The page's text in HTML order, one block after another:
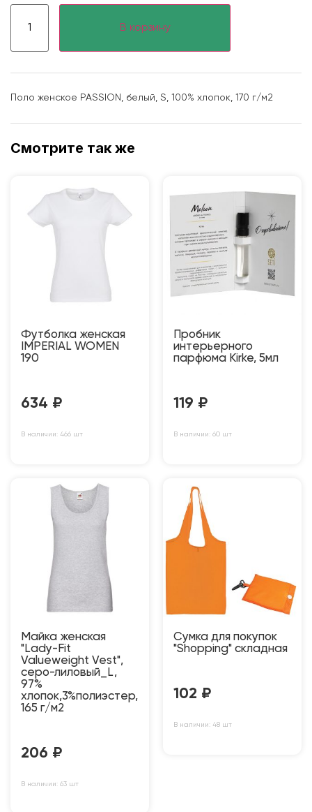
В корзину
Поло женское PASSION, белый, S, 100% хлопок, 170 г/м2
Смотрите так же
Футболка женская
IMPERIAL WOMEN
190
634 ₽
В наличии: 466 шт
Пробник
интерьерного
парфюма Kirke, 5мл
119 ₽
В наличии: 60 шт
Майка женская
"Lady-Fit
Valueweight Vest",
серо-лиловый_L,
97%
хлопок,3%полиэстер,
165 г/м2
206 ₽
В наличии: 63 шт
Сумка для покупок
"Shopping" складная
102 ₽
В наличии: 48 шт